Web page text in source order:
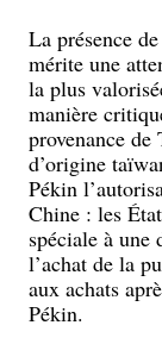
La présence
mérite une
la plus
manière
provenance
d’origine
Pékin
Chine : les
spéciale à une
l’achat de la
aux achats
Pékin.